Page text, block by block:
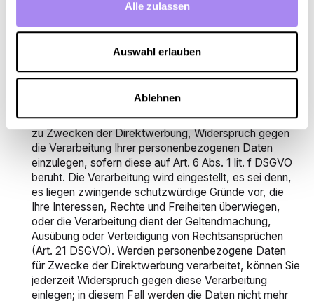
Alle zulassen
Auswahl erlauben
Ablehnen
Sie haben das Recht, Auskunft über die zu Ihrer Person
insbesondere über die Verarbeitungszwecke und die
Speicherdauer (Art. 15 DSGVO).
Widerspruchsrecht
Recht, jederzeit aus Gründen, die sich aus Ihrer
besonderen Situation ergeben, oder bei Verarbeitung
zu Zwecken der Direktwerbung, Widerspruch gegen
die Verarbeitung Ihrer personenbezogenen Daten
einzulegen, sofern diese auf Art. 6 Abs. 1 lit. f DSGVO
beruht. Die Verarbeitung wird eingestellt, es sei denn,
es liegen zwingende schutzwürdige Gründe vor, die
Ihre Interessen, Rechte und Freiheiten überwiegen,
oder die Verarbeitung dient der Geltendmachung,
Ausübung oder Verteidigung von Rechtsansprüchen
(Art. 21 DSGVO). Werden personenbezogene Daten
für Zwecke der Direktwerbung verarbeitet, können Sie
jederzeit Widerspruch gegen diese Verarbeitung
einlegen; in diesem Fall werden die Daten nicht mehr